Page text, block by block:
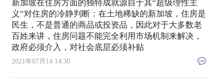
新加坡在住房方面的独特成就源自于其“超级理性主
义”对住房的冷静判断：在土地稀缺的新加坡，住房是
民生，不是普通的商品或投资品，因此对于大多数老
百姓来讲，住房问题不能完全利用市场机制来解决，
政府必须介入，对社会底层必须补贴
2021年07月14 14:30